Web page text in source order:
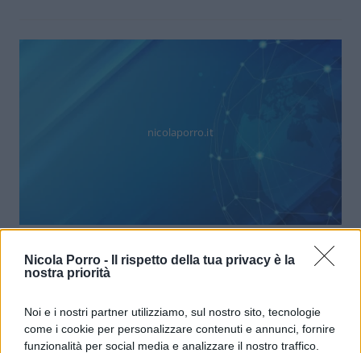
Nicola Porro -
Il rispetto della tua privacy è la
nostra priorità
Noi e i nostri partner utilizziamo, sul nostro sito, tecnologie
come i cookie per personalizzare contenuti e annunci, fornire
funzionalità per social media e analizzare il nostro traffico.
nicolaporro.it
Crisi Ucraina, Draghi dichiara un
altro stato d’emergenza
diRedazione
26 Febbraio 2022, 9:14
44.4k